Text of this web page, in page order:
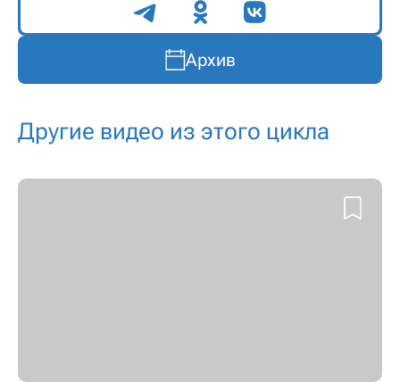
Поделиться
Архив
Другие видео из этого цикла